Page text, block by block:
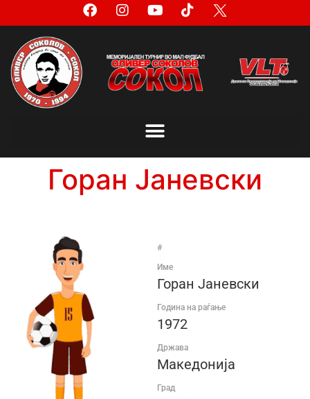
Горан Јаневски
#
Име
Горан Јаневски
Година на раѓање
1972
Држава
Македонија
Град